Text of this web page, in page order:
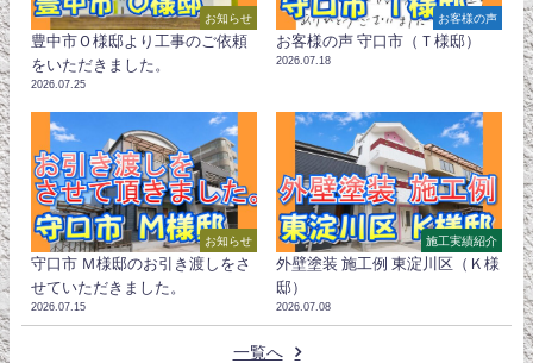
お知らせ
豊中市Ｏ様邸より工事のご依頼
をいただきました。
2026.07.25
お客様の声
お客様の声 守口市（Ｔ様邸）
2026.07.18
お知らせ
守口市 Ｍ様邸のお引き渡しをさ
せていただきました。
2026.07.15
施工実績紹介
外壁塗装 施工例 東淀川区（Ｋ様
邸）
2026.07.08
一覧へ